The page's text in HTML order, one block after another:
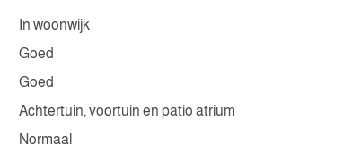
In woonwijk
Goed
Goed
Achtertuin, voortuin en patio atrium
Normaal